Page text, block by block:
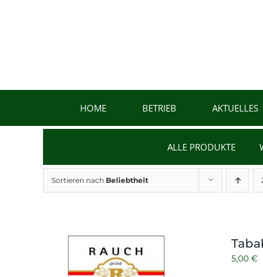
HOME BETRIEB AKTUELLES
ALLE PRODUKTE
Sortieren nach Beliebtheit
5,00 €